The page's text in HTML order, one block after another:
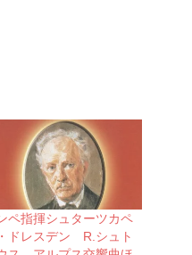
ペ指揮シュターツカペ
ドレスデン R.シュト